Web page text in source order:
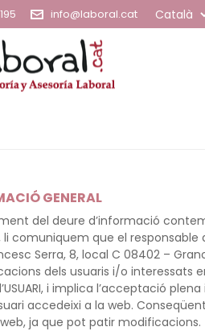
info@laboral.cat
GENERAL
del deure d’informació
li comuniquem que el responsable
Serra, 8, local C 08402 –
dels usuaris i/o interessats
i implica l’acceptació
accedeixi a la web.
ja que pot patir modificacions.